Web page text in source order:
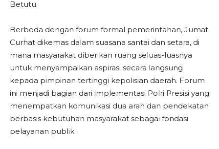
Betutu.
Berbeda dengan forum formal pemerintahan, Jumat
Curhat dikemas dalam suasana santai dan setara, di
mana masyarakat diberikan ruang seluas-luasnya
untuk menyampaikan aspirasi secara langsung
kepada pimpinan tertinggi kepolisian daerah. Forum
ini menjadi bagian dari implementasi Polri Presisi yang
menempatkan komunikasi dua arah dan pendekatan
berbasis kebutuhan masyarakat sebagai fondasi
pelayanan publik.